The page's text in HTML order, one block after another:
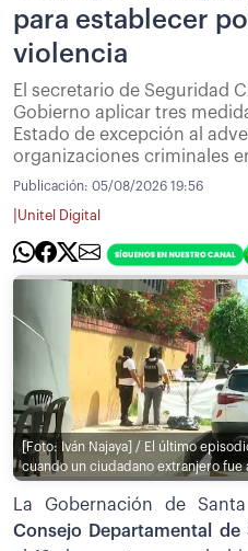
para establecer
violencia
El secretario de Seguridad
Gobierno aplicar tres
Estado de excepción al
organizaciones criminales
Publicación: 05/08/2026 19:56
Unitel Digital
[Foto: Iván Najaya] / El último
cuando un ciudadano extranjero fue
La Gobernación de
Consejo Departamental de